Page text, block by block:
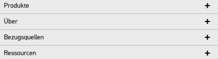
Produkte
Über
Bezugsquellen
Ressourcen